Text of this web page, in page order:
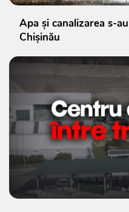
Apa și canalizarea s-
Chișinău